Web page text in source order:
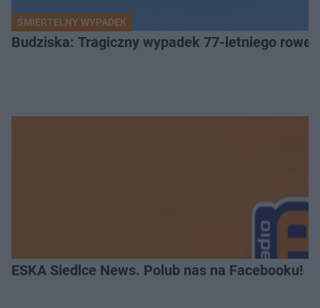
ŚMIERTELNY WYPADEK
Budziska: Tragiczny wypadek 77-letniego
ESKA Siedlce News. Polub nas na Facebooku!